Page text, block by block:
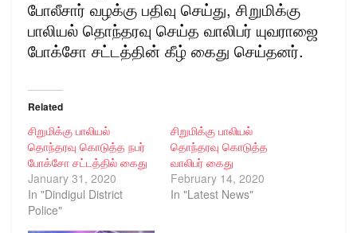
போலீசார் வழக்கு பதிவு செய்து, சிறுமிக்கு
பாலியல் தொந்தரவு செய்த வாலிபர் யுவராஜை
போக்சோ சட்டத்தின் கீழ் கைது செய்தனர்.
Related
சிறுமிக்கு பாலியல்
தொந்தரவு கொடுத்த நபர்
போக்சோ சட்டத்தில் கைது
January 31, 2020
In "Dindigul District
Police"
சிறுமிக்கு பாலியல்
தொந்தரவு கொடுத்த
வாலிபர் கைது
February 14, 2020
In "Latest News"